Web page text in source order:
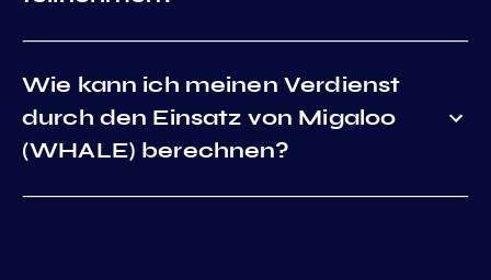
Wie kann ich meinen Verdienst
durch den Einsatz von Migaloo
(WHALE) berechnen?